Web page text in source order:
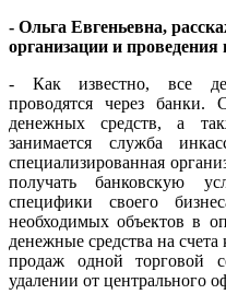
- Ольга Евгеньевна,
организации и
- Как известно, все
проводятся через банки.
денежных средств, а
занимается служба
специализированная
получать банковскую
специфики своего
необходимых объектов в
денежные средства на
продаж одной торговой
удалении от центрального